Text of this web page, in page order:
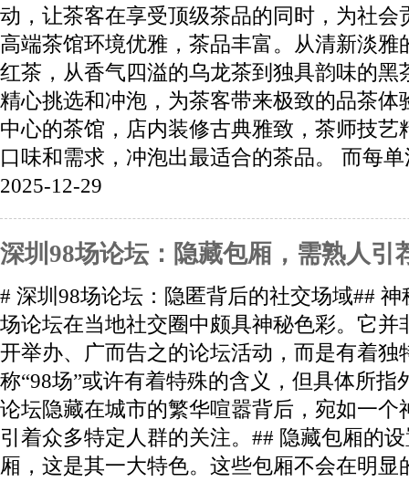
动，让茶客在享受顶级茶品的同时，为社会
高端茶馆环境优雅，茶品丰富。从清新淡雅
红茶，从香气四溢的乌龙茶到独具韵味的黑
精心挑选和冲泡，为茶客带来极致的品茶体
中心的茶馆，店内装修古典雅致，茶师技艺
口味和需求，冲泡出最适合的茶品。 而每
2025-12-29
深圳98场论坛：隐藏包厢，需熟人引
# 深圳98场论坛：隐匿背后的社交场域##
场论坛在当地社交圈中颇具神秘色彩。它并
开举办、广而告之的论坛活动，而是有着独
称“98场”或许有着特殊的含义，但具体所指
论坛隐藏在城市的繁华喧嚣背后，宛如一个
引着众多特定人群的关注。## 隐藏包厢的
厢，这是其一大特色。这些包厢不会在明显